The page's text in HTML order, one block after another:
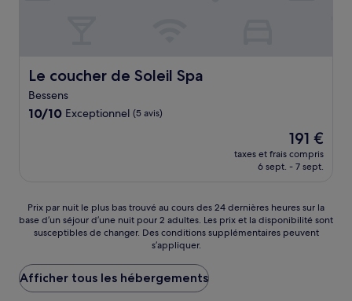
Le coucher de Soleil Spa
Le coucher de Soleil Spa
Bessens
10.0
10/10 Exceptionnel (5 avis)
Le
nouveau
prix
191 €
191 €
taxes et frais compris
6 sept. - 7 sept.
Prix
par
nuit
plus
bas
trouvé
Prix par nuit le plus bas trouvé au cours des 24 dernières heures sur la
base d’un séjour d’une nuit pour 2 adultes. Les prix et la disponibilité sont
susceptibles de changer. Des conditions supplémentaires peuvent
s’appliquer.
Afficher tous les hébergements